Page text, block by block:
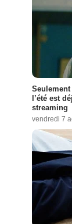
l’été est
streaming
vendredi 7